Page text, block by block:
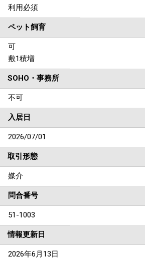
利用必須
ペット飼育
可
敷1積増
SOHO・事務所
不可
入居日
2026/07/01
取引形態
媒介
問合番号
51-1003
情報更新日
2026年6月13日